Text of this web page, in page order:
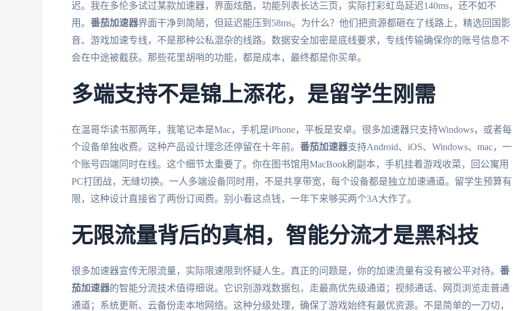
迟。我在多伦多试过某款加速器，界面炫酷，功能列表长达三页，实际打彩虹岛延迟140ms，还不如不
用。 番茄加速器界面干净到简陋，但延迟能压到58ms。为什么？他们把资源都砸在了线路上，精选回国影
音、游戏加速专线，不是那种公私混杂的线路。数据安全加密是底线要求，专线传输确保你的账号信息不
会在中途被截获。那些花里胡哨的功能，都是成本，最终都是你买单。
多端支持不是锦上添花，是留学生刚需
在温哥华读书那两年，我笔记本是Mac，手机是iPhone，平板是安卓。很多加速器只支持Windows，或者每
个设备单独收费。这种产品设计理念还停留在十年前。 番茄加速器支持Android、iOS、Windows、mac，一
个账号四端同时在线。这个细节太重要了。你在图书馆用MacBook刷副本，手机挂着游戏收菜，回公寓用
PC打团战，无缝切换。一人多端设备同时用，不是共享带宽，每个设备都是独立加速通道。留学生预算有
限，这种设计直接省了两份订阅费。别小看这点钱，一年下来够买两个3A大作了。
无限流量背后的真相，智能分流才是黑科技
很多加速器宣传无限流量，实际限速限到怀疑人生。真正的问题是，你的加速流量有没有被公平对待。 番
茄加速器的智能分流技术值得细说。它识别游戏数据包，走最高优先级通道；视频通话、网页浏览走普通
通道；系统更新、云备份走本地网络。这种分级处理，确保了游戏始终有最优资源。不是简单的一刀切，